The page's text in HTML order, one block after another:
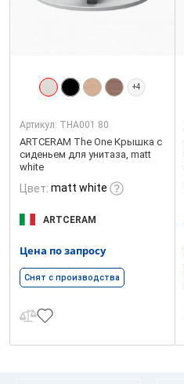
+4
Артикул: THA001 80
ARTCERAM The One Крышка с
сиденьем для унитаза, matt
white
Цвет: matt white
ARTCERAM
Цена по запросу
Снят с производства